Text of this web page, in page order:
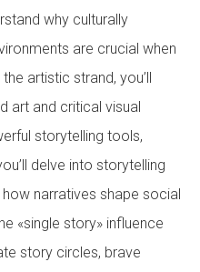
why culturally
are crucial when
artistic strand, you’ll
art and critical visual
storytelling tools,
delve into storytelling
narratives shape social
«single story» influence
story circles, brave